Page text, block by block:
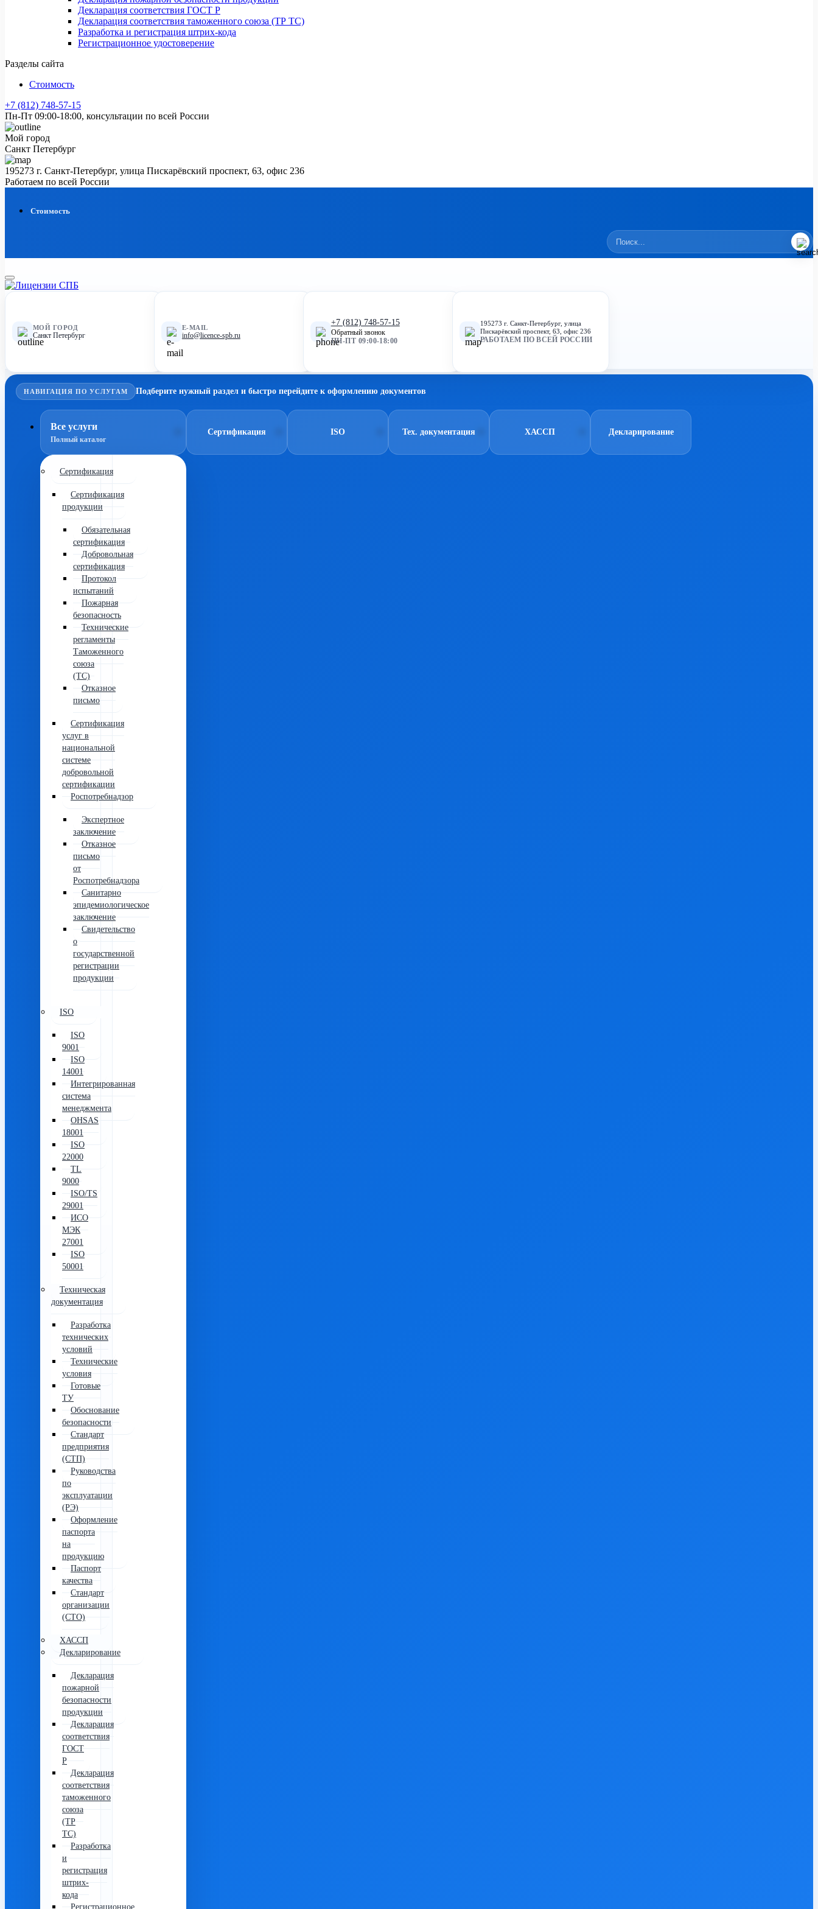
Декларация соответствия ГОСТ Р
Декларация соответствия таможенного союза (ТР ТС)
Разработка и регистрация штрих-кода
Регистрационное удостоверение
Разделы сайта
Стоимость
+7 (812) 748-57-15
Пн-Пт 09:00-18:00, консультации по всей России
Мой город
Санкт Петербург
195273 г. Санкт-Петербург, улица Пискарёвский проспект, 63, офис 236
Работаем по всей России
Стоимость
МОЙ ГОРОД
Санкт Петербург
E-MAIL
info@licence-spb.ru
+7 (812) 748-57-15
Обратный звонок
ПН-ПТ 09:00-18:00
195273 г. Санкт-Петербург, улица
Пискарёвский проспект, 63, офис 236
РАБОТАЕМ ПО ВСЕЙ РОССИИ
НАВИГАЦИЯ ПО УСЛУГАМ Подберите нужный раздел и быстро перейдите к оформлению документов
Все услуги
Полный каталог
Сертификация
Сертификация
продукции
Обязательная
сертификация
Добровольная
сертификация
Протокол
испытаний
Пожарная
безопасность
Технические
регламенты
Таможенного
союза
(ТС)
Отказное
письмо
Сертификация
услуг в
национальной
системе
добровольной
сертификации
Роспотребнадзор
Экспертное
заключение
Отказное
письмо
от
Роспотребнадзора
Санитарно
эпидемиологическое
заключение
Свидетельство
о
государственной
регистрации
продукции
ISO
ISO
9001
ISO
14001
Интегрированная
система
менеджмента
OHSAS
18001
ISO
22000
TL
9000
ISO/TS
29001
ИСО
МЭК
27001
ISO
50001
Техническая
документация
Разработка
технических
условий
Технические
условия
Готовые
ТУ
Обоснование
безопасности
Стандарт
предприятия
(СТП)
Руководства
по
эксплуатации
(РЭ)
Оформление
паспорта
на
продукцию
Паспорт
качества
Стандарт
организации
(СТО)
ХАССП
Декларирование
Декларация
пожарной
безопасности
продукции
Декларация
соответствия
ГОСТ
Р
Декларация
соответствия
таможенного
союза
(ТР
ТС)
Разработка
и
регистрация
штрих-
кода
Регистрационное
Сертификация ISO Тех. документация ХАССП Декларирование